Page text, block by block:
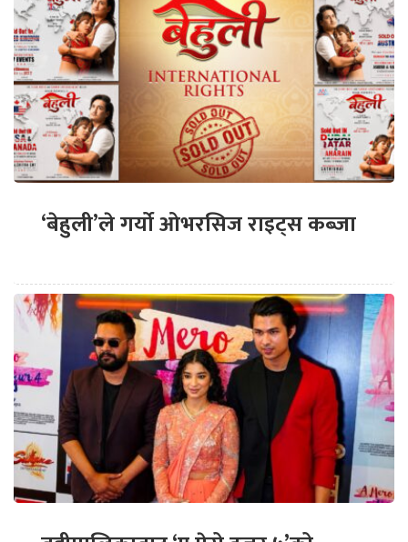
‘बेहुली’ले गर्यो ओभरसिज राइट्स कब्जा